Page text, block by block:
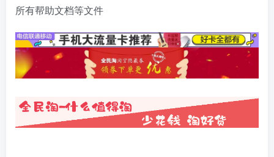
所有帮助文档等文件